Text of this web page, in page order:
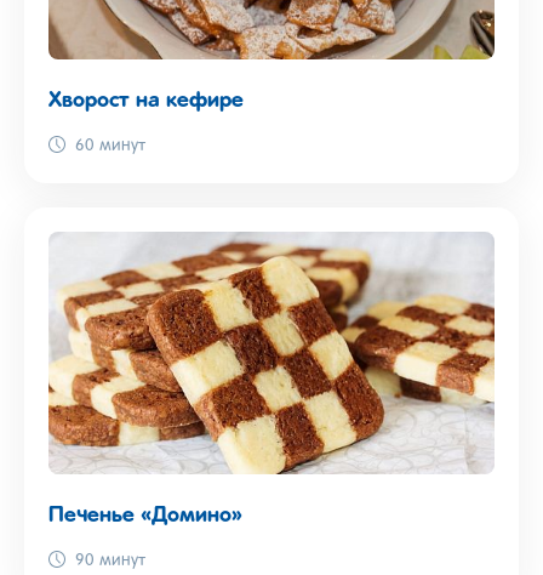
Хворост на кефире
60 минут
Печенье «Домино»
90 минут